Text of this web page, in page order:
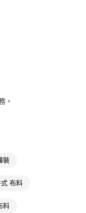
付方式。 讓您購物簡單
。
裝
布料
料